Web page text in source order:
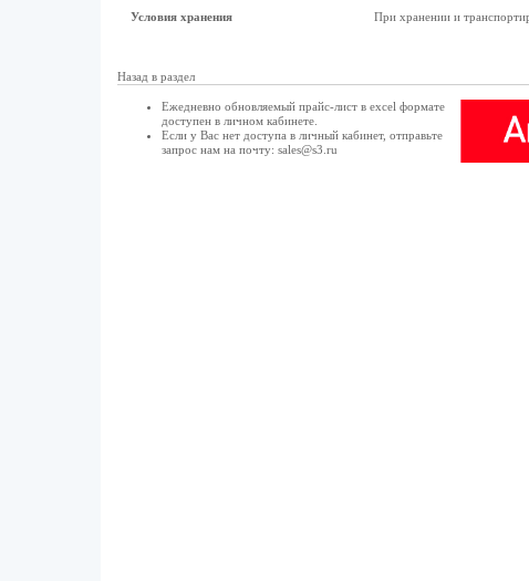
Условия хранения При хранении и
Назад в раздел
Ежедневно обновляемый прайс-лист в excel формате
доступен в личном кабинете.
Если у Вас нет доступа в личный кабинет, отправьте
запрос нам на почту: sales@s3.ru